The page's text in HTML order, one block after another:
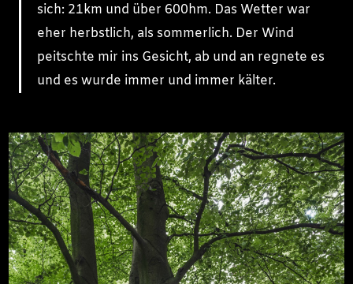
sich: 21km und über 600hm. Das Wetter war
eher herbstlich, als sommer­lich. Der Wind
peitschte mir ins Gesicht, ab und an regnete es
und es wurde immer und immer kälter.